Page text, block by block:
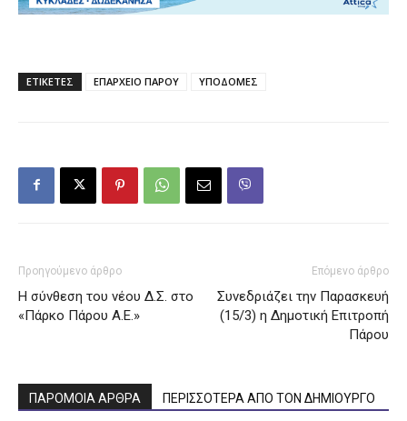
ΕΤΙΚΕΤΕΣ ΕΠΑΡΧΕΙΟ ΠΑΡΟΥ ΥΠΟΔΟΜΕΣ
Προηγούμενο άρθρο
Η σύνθεση του νέου Δ.Σ. στο
«Πάρκο Πάρου Α.Ε.»
Επόμενο άρθρο
Συνεδριάζει την Παρασκευή
(15/3) η Δημοτική Επιτροπή
Πάρου
ΠΑΡΟΜΟΙΑ ΑΡΘΡΑ ΠΕΡΙΣΣΟΤΕΡΑ ΑΠΟ ΤΟΝ ΔΗΜΙΟΥΡΓΟ